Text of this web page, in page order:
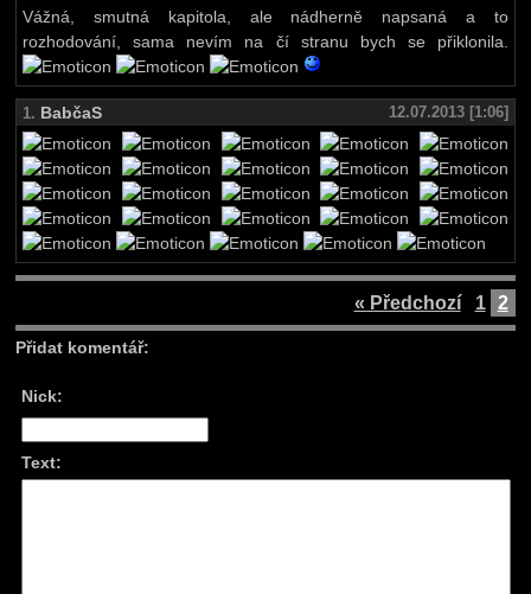
Vážná, smutná kapitola, ale nádherně napsaná a to
rozhodování, sama nevím na čí stranu bych se přiklonila.
1. BabčaS 12.07.2013 [1:06]
« Předchozí 1 2
Přidat komentář:
Nick:
Text: